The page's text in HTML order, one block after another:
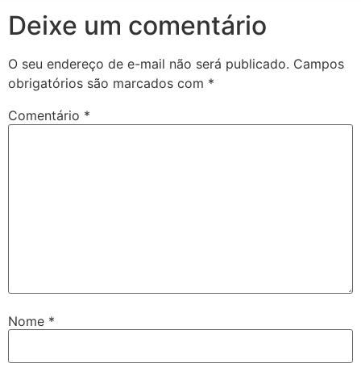
Deixe um comentário
O seu endereço de e-mail não será publicado. Campos
obrigatórios são marcados com *
Comentário *
Nome *